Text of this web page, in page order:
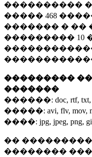
����������
����� 468
������� � ��
��������� 10
���������
�������
������: doc, rtf,
�����: avi, flv, mov,
����: jpg, jpeg, png,
��
��������